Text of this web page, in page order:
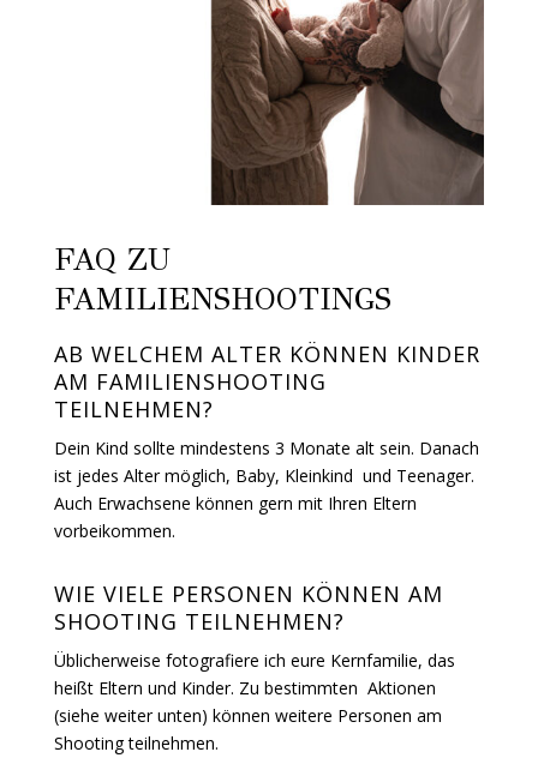
FAQ ZU
FAMILIENSHOOTINGS
AB WELCHEM ALTER KÖNNEN KINDER
AM FAMILIENSHOOTING
TEILNEHMEN?
Dein Kind sollte mindestens 3 Monate alt sein. Danach
ist jedes Alter möglich, Baby, Kleinkind und Teenager.
Auch Erwachsene können gern mit Ihren Eltern
vorbeikommen.
WIE VIELE PERSONEN KÖNNEN AM
SHOOTING TEILNEHMEN?
Üblicherweise fotografiere ich eure Kernfamilie, das
heißt Eltern und Kinder. Zu bestimmten Aktionen
(siehe weiter unten) können weitere Personen am
Shooting teilnehmen.